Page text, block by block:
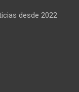
desde 2022